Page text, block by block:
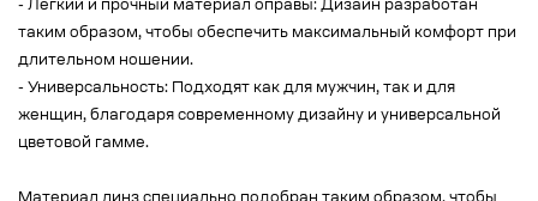
- Легкий и прочный материал оправы: Дизайн разработан
таким образом, чтобы обеспечить максимальный комфорт при
длительном ношении.
- Универсальность: Подходят как для мужчин, так и для
женщин, благодаря современному дизайну и универсальной
цветовой гамме.